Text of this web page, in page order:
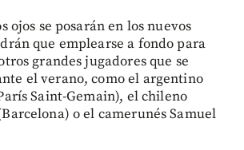
ojos se posarán en los nuevos
que emplearse a fondo para
grandes jugadores que se
el verano, como el argentino
Saint-Gemain), el chileno
o el camerunés Samuel